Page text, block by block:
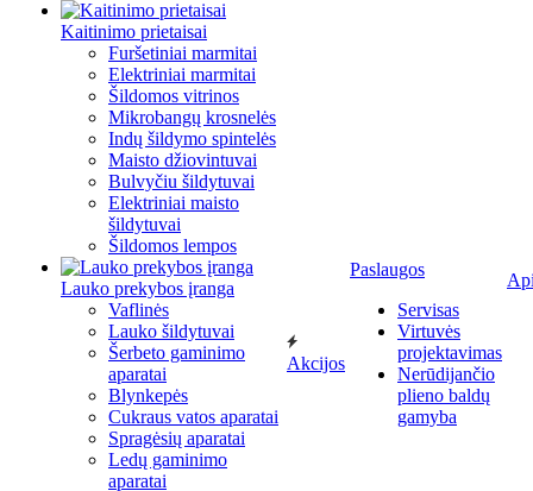
Kaitinimo prietaisai
Furšetiniai marmitai
Elektriniai marmitai
Šildomos vitrinos
Mikrobangų krosnelės
Indų šildymo spintelės
Maisto džiovintuvai
Bulvyčiu šildytuvai
Elektriniai maisto
šildytuvai
Šildomos lempos
Lauko prekybos įranga
Vaflinės
Lauko šildytuvai
Šerbeto gaminimo
aparatai
Blynkepės
Cukraus vatos aparatai
Spragėsių aparatai
Ledų gaminimo
aparatai
Akcijos
Paslaugos
Servisas
Virtuvės
projektavimas
Nerūdijančio
plieno baldų
gamyba